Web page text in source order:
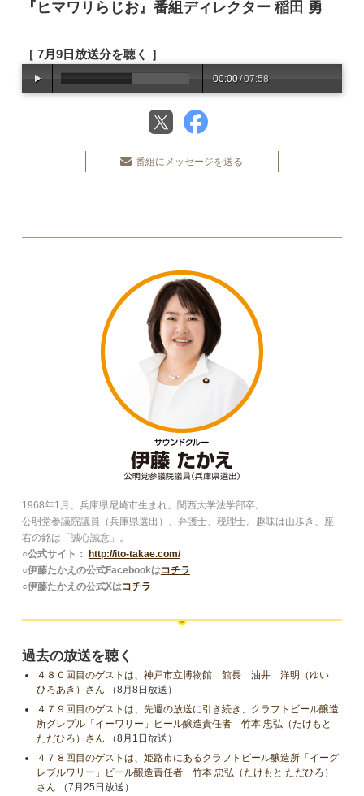
『ヒマワリらじお』番組ディレクター 稲田 勇
［ 7月9日放送分を聴く ］
00:00/07:58
番組にメッセージを送る
1968年1月、兵庫県尼崎市生まれ。関西大学法学部卒。
公明党参議院議員（兵庫県選出）、弁護士、税理士。趣味は山歩き、座
右の銘は「誠心誠意」。
○公式サイト：
http://ito-takae.com/
○伊藤たかえの公式Facebookはコチラ
○伊藤たかえの公式Xはコチラ
過去の放送を聴く
４８０回目のゲストは、神戸市立博物館 館長 油井 洋明（ゆい
ひろあき）さん （8月8日放送）
４７９回目のゲストは、先週の放送に引き続き、クラフトビール醸造
所グレブル「イーワリー」ビール醸造責任者 竹本 忠弘（たけもと
ただひろ）さん （8月1日放送）
４７８回目のゲストは、姫路市にあるクラフトビール醸造所「イーグ
レブルワリー」ビール醸造責任者 竹本 忠弘（たけもと ただひろ）
さん （7月25日放送）